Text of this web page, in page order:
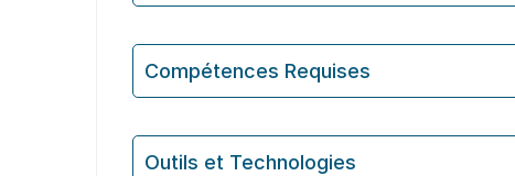
Compétences Requises
Outils et Technologies ️